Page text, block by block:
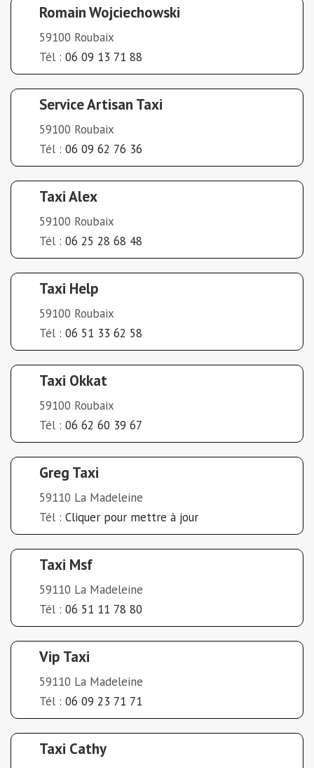
Romain Wojciechowski
59100 Roubaix
Tél : 06 09 13 71 88
Service Artisan Taxi
59100 Roubaix
Tél : 06 09 62 76 36
Taxi Alex
59100 Roubaix
Tél : 06 25 28 68 48
Taxi Help
59100 Roubaix
Tél : 06 51 33 62 58
Taxi Okkat
59100 Roubaix
Tél : 06 62 60 39 67
Greg Taxi
59110 La Madeleine
Tél : Cliquer pour mettre à jour
Taxi Msf
59110 La Madeleine
Tél : 06 51 11 78 80
Vip Taxi
59110 La Madeleine
Tél : 06 09 23 71 71
Taxi Cathy